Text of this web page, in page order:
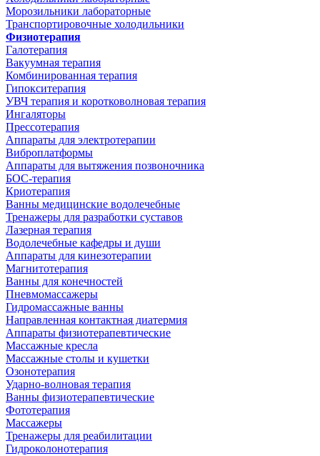
Морозильники лабораторные
Транспортировочные холодильники
Физиотерапия
Галотерапия
Вакуумная терапия
Комбинированная терапия
Гипокситерапия
УВЧ терапия и коротковолновая терапия
Ингаляторы
Прессотерапия
Аппараты для электротерапии
Виброплатформы
Аппараты для вытяжения позвоночника
БОС-терапия
Криотерапия
Ванны медицинские водолечебные
Тренажеры для разработки суставов
Лазерная терапия
Водолечебные кафедры и души
Аппараты для кинезотерапии
Магнитотерапия
Ванны для конечностей
Пневмомассажеры
Гидромассажные ванны
Направленная контактная диатермия
Аппараты физиотерапевтические
Массажные кресла
Массажные столы и кушетки
Озонотерапия
Ударно-волновая терапия
Ванны физиотерапевтические
Фототерапия
Массажеры
Тренажеры для реабилитации
Гидроколонотерапия